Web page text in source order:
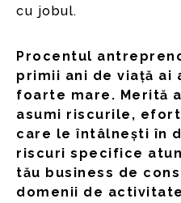
cu jobul.
Procentul
primii ani de viață ai
foarte mare. Merită
asumi riscurile,
care le întâlnești în
riscuri specifice
tău business de
domenii de